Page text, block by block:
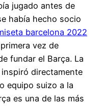
jugado antes de
había hecho socio
barcelona 2022
vez de
fundar el Barça. La
directamente
equipo suizo a la
es una de las más